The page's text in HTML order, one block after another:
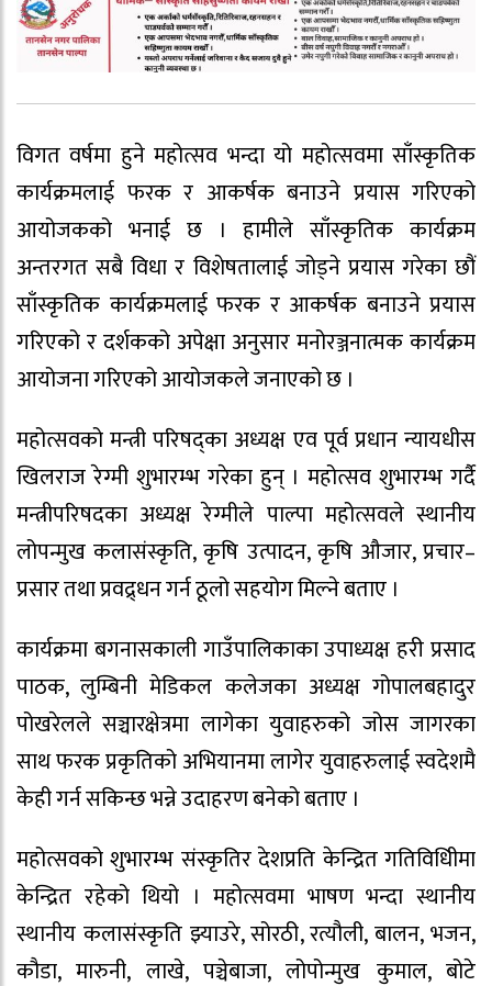
विगत वर्षमा हुने महोत्सव भन्दा यो महोत्सवमा साँस्कृतिक
कार्यक्रमलाई फरक र आकर्षक बनाउने प्रयास गरिएको
आयोजकको भनाई छ । हामीले साँस्कृतिक कार्यक्रम
अन्तरगत सबै विधा र विशेषतालाई जोड्ने प्रयास गरेका छौं
साँस्कृतिक कार्यक्रमलाई फरक र आकर्षक बनाउने प्रयास
गरिएको र दर्शकको अपेक्षा अनुसार मनोरञ्जनात्मक कार्यक्रम
आयोजना गरिएको आयोजकले जनाएको छ ।
महोत्सवको मन्त्री परिषद्का अध्यक्ष एव पूर्व प्रधान न्यायधीस
खिलराज रेग्मी शुभारम्भ गरेका हुन् । महोत्सव शुभारम्भ गर्दै
मन्त्रीपरिषदका अध्यक्ष रेग्मीले पाल्पा महोत्सवले स्थानीय
लोपन्मुख कलासंस्कृति, कृषि उत्पादन, कृषि औजार, प्रचार–
प्रसार तथा प्रवद्र्धन गर्न ठूलो सहयोग मिल्ने बताए ।
कार्यक्रमा बगनासकाली गाउँपालिकाका उपाध्यक्ष हरी प्रसाद
पाठक, लुम्बिनी मेडिकल कलेजका अध्यक्ष गोपालबहादुर
पोखरेलले सञ्चारक्षेत्रमा लागेका युवाहरुको जोस जागरका
साथ फरक प्रकृतिको अभियानमा लागेर युवाहरुलाई स्वदेशमै
केही गर्न सकिन्छ भन्ने उदाहरण बनेको बताए ।
महोत्सवको शुभारम्भ संस्कृतिर देशप्रति केन्द्रित गतिविधिीमा
केन्द्रित रहेको थियो । महोत्सवमा भाषण भन्दा स्थानीय
स्थानीय कलासंस्कृति झ्याउरे, सोरठी, रत्यौली, बालन, भजन,
कौडा, मारुनी, लाखे, पञ्चेबाजा, लोपोन्मुख कुमाल, बोटे